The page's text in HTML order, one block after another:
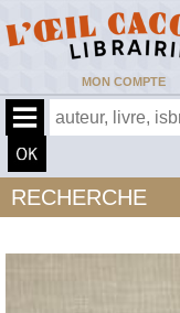
MON COMPTE
RECHERCHE